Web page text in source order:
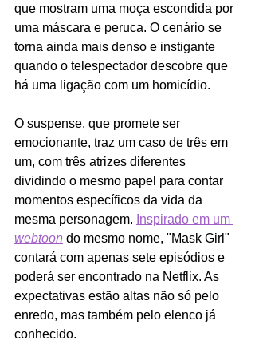
que mostram uma moça escondida por
uma máscara e peruca. O cenário se
torna ainda mais denso e instigante
quando o telespectador descobre que
há uma ligação com um homicídio.
O suspense, que promete ser
emocionante, traz um caso de três em
um, com três atrizes diferentes
dividindo o mesmo papel para contar
momentos específicos da vida da
mesma personagem. Inspirado em um
webtoon do mesmo nome, "Mask Girl"
contará com apenas sete episódios e
poderá ser encontrado na Netflix. As
expectativas estão altas não só pelo
enredo, mas também pelo elenco já
conhecido.